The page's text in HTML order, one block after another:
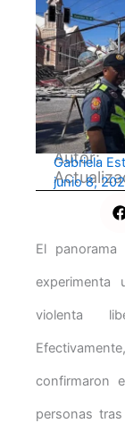
Autor:
Gabriela
junio 8,
El
experimenta
violenta
confirmaron
personas